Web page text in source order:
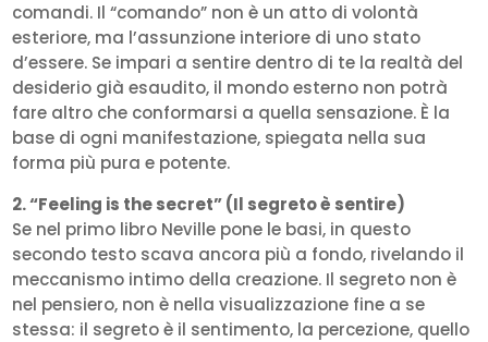
comandi. Il “comando” non è un atto di volontà
esteriore, ma l’assunzione interiore di uno stato
d’essere. Se impari a sentire dentro di te la realtà del
desiderio già esaudito, il mondo esterno non potrà
fare altro che conformarsi a quella sensazione. È la
base di ogni manifestazione, spiegata nella sua
forma più pura e potente.
2. “Feeling is the secret” (Il segreto è sentire)
Se nel primo libro Neville pone le basi, in questo
secondo testo scava ancora più a fondo, rivelando il
meccanismo intimo della creazione. Il segreto non è
nel pensiero, non è nella visualizzazione fine a se
stessa: il segreto è il sentimento, la percezione, quello